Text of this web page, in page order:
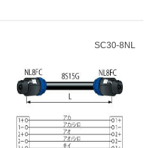
SC30-8NL